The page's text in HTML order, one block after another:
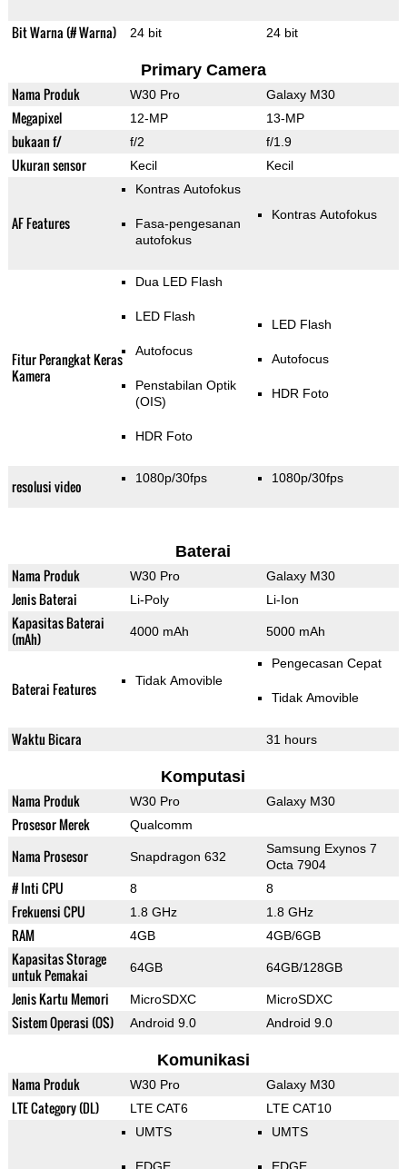
Bit Warna (# Warna) 24 bit 24 bit
Primary Camera
Nama Produk W30 Pro Galaxy M30
Megapixel 12-MP 13-MP
bukaan f/ f/2 f/1.9
Ukuran sensor Kecil Kecil
AF Features
Kontras Autofokus
Fasa-pengesanan
autofokus
Kontras Autofokus
Fitur Perangkat Keras
Kamera
Dua LED Flash
LED Flash
Autofocus
Penstabilan Optik
(OIS)
HDR Foto
LED Flash
Autofocus
HDR Foto
resolusi video 1080p/30fps 1080p/30fps
Baterai
Nama Produk W30 Pro Galaxy M30
Jenis Baterai Li-Poly Li-Ion
Kapasitas Baterai
(mAh)
4000 mAh 5000 mAh
Baterai Features Tidak Amovible
Pengecasan Cepat
Tidak Amovible
Waktu Bicara 31 hours
Komputasi
Nama Produk W30 Pro Galaxy M30
Prosesor Merek Qualcomm
Nama Prosesor Snapdragon 632
Samsung Exynos 7
Octa 7904
# Inti CPU 8 8
Frekuensi CPU 1.8 GHz 1.8 GHz
RAM 4GB 4GB/6GB
Kapasitas Storage
untuk Pemakai
64GB 64GB/128GB
Jenis Kartu Memori MicroSDXC MicroSDXC
Sistem Operasi (OS) Android 9.0 Android 9.0
Komunikasi
Nama Produk W30 Pro Galaxy M30
LTE Category (DL) LTE CAT6
LTE CAT10
UMTS
UMTS